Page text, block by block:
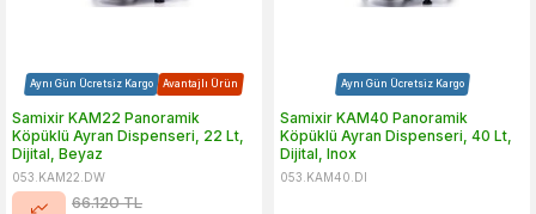
Aynı Gün Ücretsiz Kargo Avantajlı Ürün
Samixir KAM22 Panoramik
Köpüklü Ayran Dispenseri, 22 Lt,
Dijital, Beyaz
053.KAM22.DW
66.120TL
Aynı Gün Ücretsiz Kargo
Samixir KAM40 Panoramik
Köpüklü Ayran Dispenseri, 40 Lt,
Dijital, Inox
053.KAM40.DI